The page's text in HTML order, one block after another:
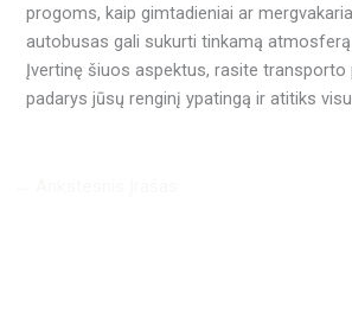
progoms, kaip gimtadieniai ar
autobusas gali sukurti tinkamą
Įvertinę šiuos aspektus, rasite transporto
padarys jūsų renginį ypatingą ir atitiks